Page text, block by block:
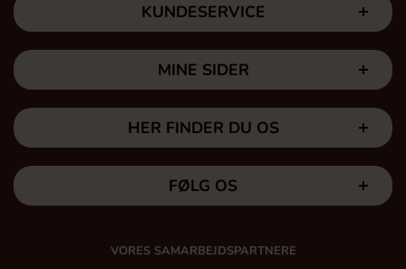
KUNDESERVICE
MINE SIDER
HER FINDER DU OS
FØLG OS
VORES SAMARBEJDSPARTNERE